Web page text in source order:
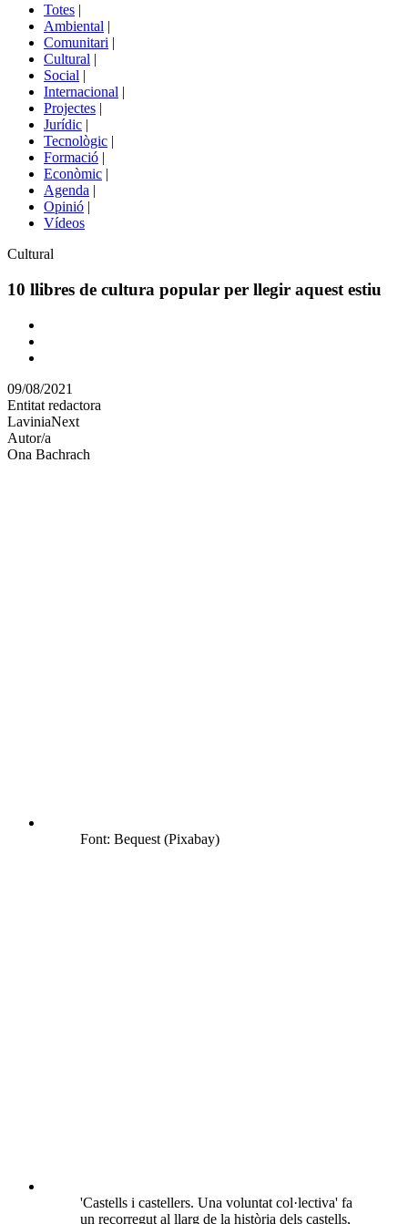
portals
Totes |
Ambiental |
Comunitari |
Cultural |
Social |
Internacional |
Projectes |
Jurídic |
Tecnològic |
Formació |
Econòmic |
Agenda |
Opinió |
Vídeos
Àmbit
la
Cultural
10 llibres de cultura popular per llegir aquest estiu
Comparteix
altres
xarxes
socials
09/08/2021
Entitat redactora
LaviniaNext
Autor/a
Ona Bachrach
Font: Bequest (Pixabay)
'Castells i castellers. Una voluntat col·lectiva' fa
un recorregut al llarg de la història dels castells,